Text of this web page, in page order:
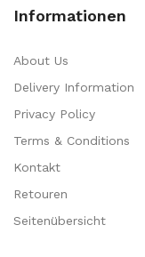
Informationen
About Us
Delivery Information
Privacy Policy
Terms & Conditions
Kontakt
Retouren
Seitenübersicht